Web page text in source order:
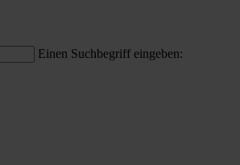
Einen Suchbegriff eingeben: